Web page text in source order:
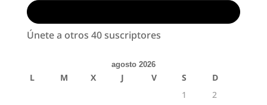
Únete a otros 40 suscriptores
agosto 2026
L M X J V S
D
1
2